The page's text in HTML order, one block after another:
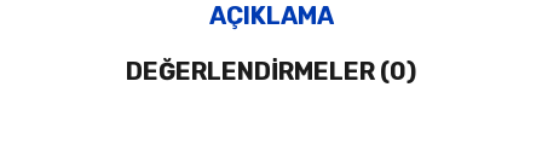
AÇIKLAMA
DEĞERLENDIRMELER (0)